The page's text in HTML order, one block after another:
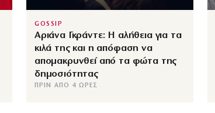
GOSSIP
Αριάνα Γκράντε: Η αλήθεια για τα
κιλά της και η απόφαση να
απομακρυνθεί από τα φώτα της
δημοσιότητας
ΠΡΙΝ ΑΠΌ 4 ΏΡΕΣ